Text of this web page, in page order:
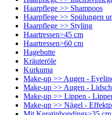
Haarpflege >> Shampoos
Haarpflege >> Spülungen
Haarpflege >> Styling
Haartressen>45 cm
Haartressen>60 cm
Hagebutte
Kräuteröle
Kurkuma
Make-up >> Augen -
Make-up >> Augen -
Make-up >> Lippen -
Make-up >> Nägel -